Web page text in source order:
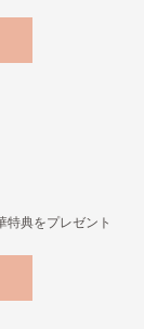
特典をプレゼント